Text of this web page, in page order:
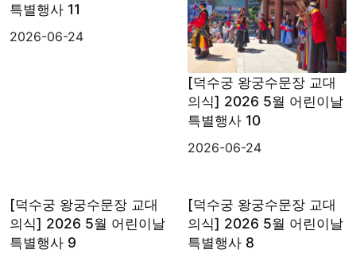
특별행사 11
2026-06-24
[덕수궁 왕궁수문장 교대
의식] 2026 5월 어린이날
특별행사 10
2026-06-24
[덕수궁 왕궁수문장 교대
의식] 2026 5월 어린이날
특별행사 9
[덕수궁 왕궁수문장 교대
의식] 2026 5월 어린이날
특별행사 8